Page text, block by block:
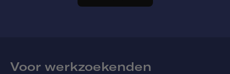
Voor werkzoekenden